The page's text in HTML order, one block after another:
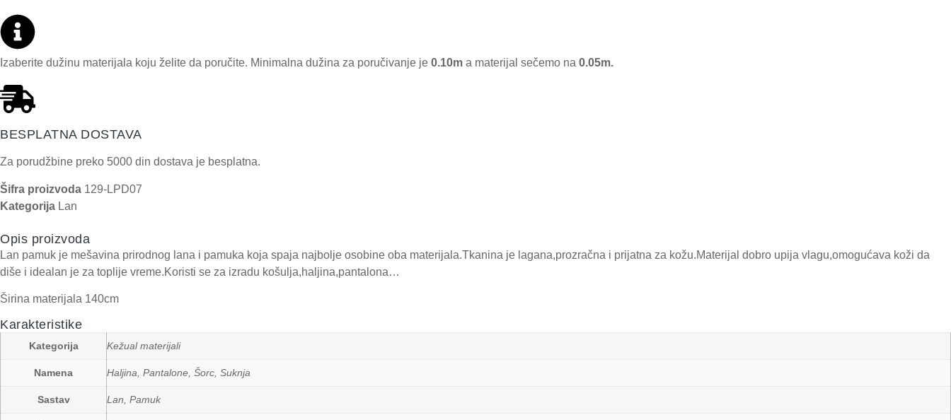
Izaberite dužinu materijala koju želite da poručite. Minimalna dužina za poručivanje je 0.10m a materijal sečemo na 0.05m.
BESPLATNA DOSTAVA
Za porudžbine preko 5000 din dostava je besplatna.
Šifra proizvoda 129-LPD07
Kategorija Lan
Opis proizvoda
Lan pamuk je mešavina prirodnog lana i pamuka koja spaja najbolje osobine oba materijala.Tkanina je lagana,prozračna i prijatna za kožu.Materijal dobro upija vlagu,omogućava koži da
diše i idealan je za toplije vreme.Koristi se za izradu košulja,haljina,pantalona…
Širina materijala 140cm
Karakteristike
Kategorija Kežual materijali
Namena Haljina, Pantalone, Šorc, Suknja
Sastav Lan, Pamuk